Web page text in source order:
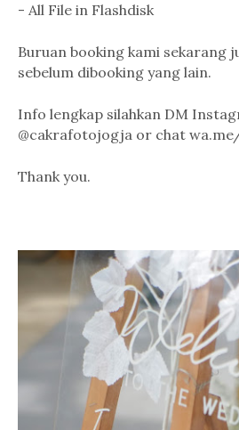
- All File in Flashdisk
Buruan booking kami sekarang
sebelum dibooking yang lain.
Info lengkap silahkan DM
@cakrafotojogja or chat wa.me/
Thank you.